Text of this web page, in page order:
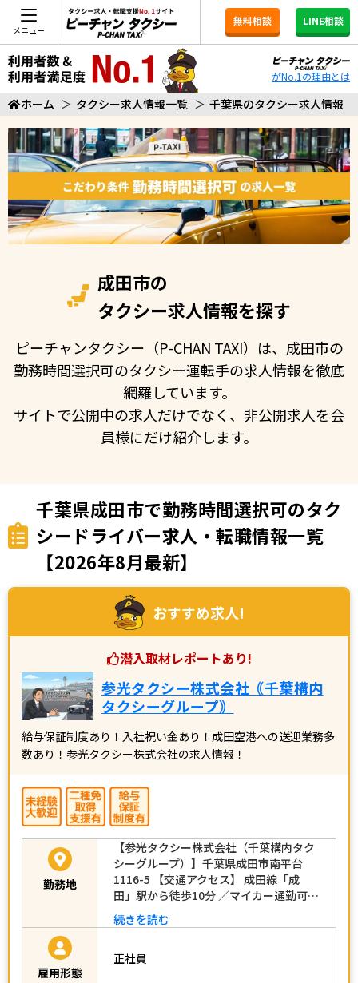
メニュー
無料相談 LINE相談
がNo.1の理由とは
ホーム ＞ タクシー求人情報一覧 ＞ 千葉県のタクシー求人情報
成田市の
タクシー求人情報を探す
ピーチャンタクシー（P-CHAN TAXI）は、成田市の
勤務時間選択可のタクシー運転手の求人情報を徹底
網羅しています。
サイトで公開中の求人だけでなく、非公開求人を会
員様にだけ紹介します。
千葉県成田市で勤務時間選択可のタク
シードライバー求人・転職情報一覧
【2026年8月最新】
おすすめ求人!
潜入取材レポートあり!
参光タクシー株式会社｟千葉構内
タクシーグループ｠
給与保証制度あり！入社祝い金あり！成田空港への送迎業務多
数あり！参光タクシー株式会社の求人情報！
勤務地
【参光タクシー株式会社（千葉構内タク
シーグループ）】千葉県成田市南平台
1116-5 【交通アクセス】 成田線「成
田」駅から徒歩10分 ／マイカー通勤可…
続きを読む
雇用形態
正社員